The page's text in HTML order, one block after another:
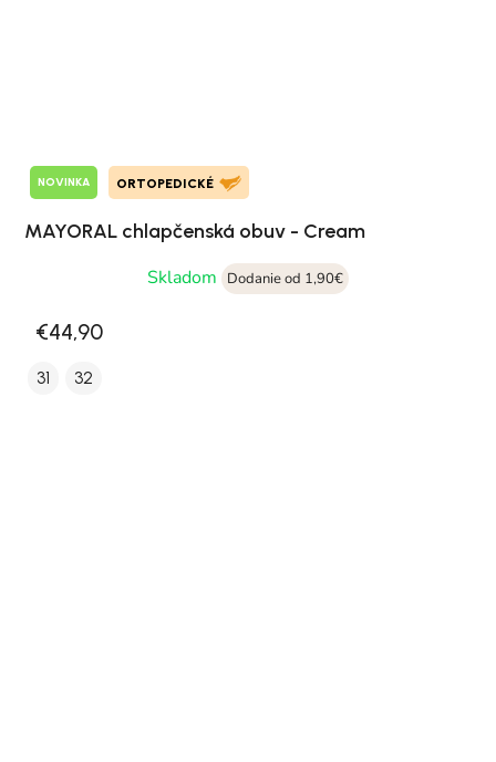
NOVINKA ORTOPEDICKÉ
MAYORAL chlapčenská obuv - Cream
Skladom
Dodanie od 1,90€
€44,90
31 32